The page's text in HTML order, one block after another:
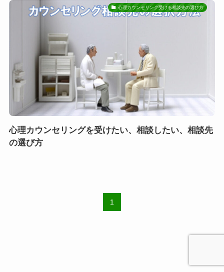
心理カウンセリング受ける相談先の選び方
心理カウンセリングを受けたい、相談したい、相談先
の選び方
1